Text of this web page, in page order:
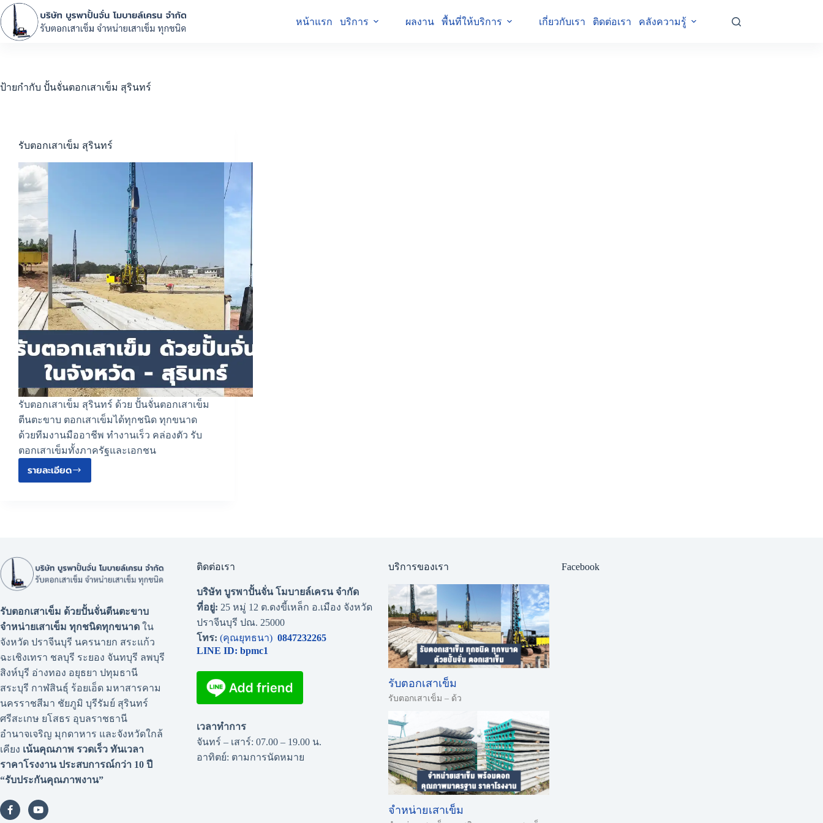
หน้าแรก บริการ ผลงาน พื้นที่ให้บริการ เกี่ยวกับเรา ติดต่อเรา คลังความรู้
ป้ายกำกับ ปั้นจั่นตอกเสาเข็ม สุรินทร์
รับตอกเสาเข็ม สุรินทร์
รับตอกเสาเข็ม สุรินทร์ ด้วย ปั้นจั่นตอกเสาเข็ม
ตีนตะขาบ ตอกเสาเข็มได้ทุกชนิด ทุกขนาด
ด้วยทีมงานมืออาชีพ ทำงานเร็ว คล่องตัว รับ
ตอกเสาเข็มทั้งภาครัฐและเอกชน
รายละเอียด
รับตอกเสาเข็ม ด้วยปั้นจั่นตีนตะขาบ
จำหน่ายเสาเข็ม ทุกชนิดทุกขนาด ใน
จังหวัด ปราจีนบุรี นครนายก สระแก้ว
ฉะเชิงเทรา ชลบุรี ระยอง จันทบุรี ลพบุรี
สิงห์บุรี อ่างทอง อยุธยา ปทุมธานี
สระบุรี กาฬสินธุ์ ร้อยเอ็ด มหาสารคาม
นครราชสีมา ชัยภูมิ บุรีรัมย์ สุรินทร์
ศรีสะเกษ ยโสธร อุบลราชธานี
อำนาจเจริญ มุกดาหาร และจังหวัดใกล้
เคียง เน้นคุณภาพ รวดเร็ว ทันเวลา
ราคาโรงงาน ประสบการณ์กว่า 10 ปี
“รับประกันคุณภาพงาน”
ติดต่อเรา
บริษัท บูรพาปั้นจั่น โมบายล์เครน จำกัด
ที่อยู่: 25 หมู่ 12 ต.ดงขี้เหล็ก อ.เมือง จังหวัด
ปราจีนบุรี ปณ. 25000
โทร:(คุณยุทธนา) 0847232265
LINE ID: bpmc1
เวลาทำการ
จันทร์ – เสาร์: 07.00 – 19.00 น.
อาทิตย์: ตามการนัดหมาย
บริการของเรา
รับตอกเสาเข็ม
รับตอกเสาเข็ม – ด้ว
จำหน่ายเสาเข็ม
Facebook